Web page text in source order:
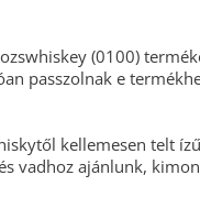
(0100)
passzolnak e
kellemesen telt
vadhoz ajánlunk,